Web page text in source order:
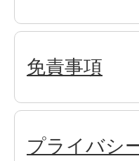
免責事項
プライバシ